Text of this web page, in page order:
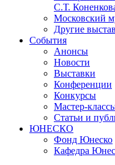
С.Т.
Московский
Другие
События
Анонсы
Новости
Выставки
Конференции
Конкурсы
Мастер-
Статьи и
ЮНЕСКО
Фонд Юнеско
Кафедра